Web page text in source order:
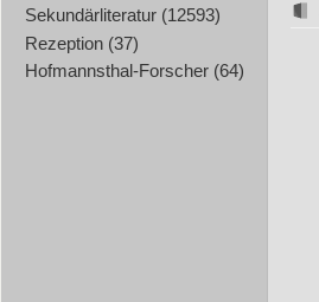
Sekundärliteratur (12593)
Rezeption (37)
Hofmannsthal-Forscher (64)